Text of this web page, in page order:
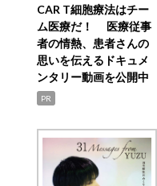
CAR T細胞療法はチー
ム医療だ！ 医療従事
者の情熱、患者さんの
思いを伝えるドキュメ
ンタリー動画を公開中
PR